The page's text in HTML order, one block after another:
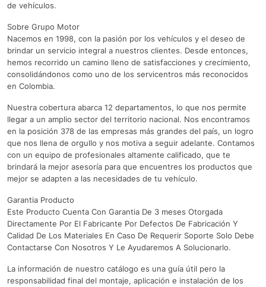
de vehículos.
Sobre Grupo Motor
Nacemos en 1998, con la pasión por los vehículos y el deseo de
brindar un servicio integral a nuestros clientes. Desde entonces,
hemos recorrido un camino lleno de satisfacciones y crecimiento,
consolidándonos como uno de los servicentros más reconocidos
en Colombia.
Nuestra cobertura abarca 12 departamentos, lo que nos permite
llegar a un amplio sector del territorio nacional. Nos encontramos
en la posición 378 de las empresas más grandes del país, un logro
que nos llena de orgullo y nos motiva a seguir adelante. Contamos
con un equipo de profesionales altamente calificado, que te
brindará la mejor asesoría para que encuentres los productos que
mejor se adapten a las necesidades de tu vehículo.
Garantia Producto
Este Producto Cuenta Con Garantia De 3 meses Otorgada
Directamente Por El Fabricante Por Defectos De Fabricación Y
Calidad De Los Materiales En Caso De Requerir Soporte Solo Debe
Contactarse Con Nosotros Y Le Ayudaremos A Solucionarlo.
La información de nuestro catálogo es una guía útil pero la
responsabilidad final del montaje, aplicación e instalación de los